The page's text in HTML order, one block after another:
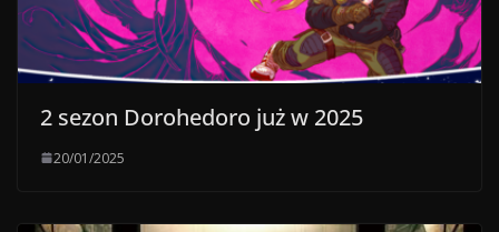
2 sezon Dorohedoro już w 2025
20/01/2025